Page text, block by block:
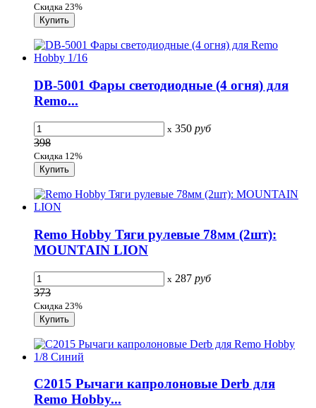
Скидка 23%
DB-5001 Фары светодиодные (4 огня) для
Remo...
x 350 руб
398
Скидка 12%
Remo Hobby Тяги рулевые 78мм (2шт):
MOUNTAIN LION
x 287 руб
373
Скидка 23%
C2015 Рычаги капролоновые Derb для
Remo Hobby...